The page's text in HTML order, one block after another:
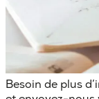
Besoin de plus